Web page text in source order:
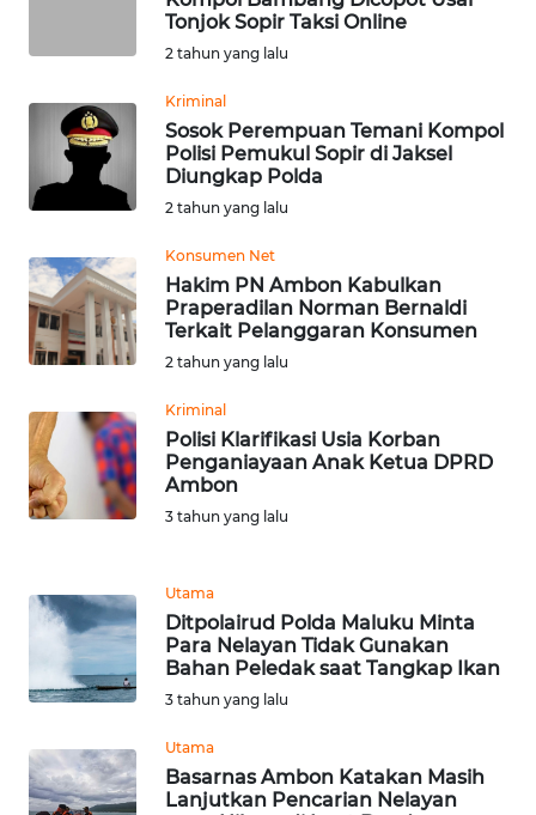
Tonjok Sopir Taksi Online
2 tahun yang lalu
Kriminal
Sosok Perempuan Temani Kompol
Polisi Pemukul Sopir di Jaksel
Diungkap Polda
2 tahun yang lalu
Konsumen Net
Hakim PN Ambon Kabulkan
Praperadilan Norman Bernaldi
Terkait Pelanggaran Konsumen
2 tahun yang lalu
Kriminal
Polisi Klarifikasi Usia Korban
Penganiayaan Anak Ketua DPRD
Ambon
3 tahun yang lalu
Utama
Ditpolairud Polda Maluku Minta
Para Nelayan Tidak Gunakan
Bahan Peledak saat Tangkap Ikan
3 tahun yang lalu
Utama
Basarnas Ambon Katakan Masih
Lanjutkan Pencarian Nelayan
KEPRI
WN
PAPUA
WN
BARAT
WN
RIAU
WN
SERAMBI
WN
JAMBI
SULTRA
WN
NTB
WN
SULTENG